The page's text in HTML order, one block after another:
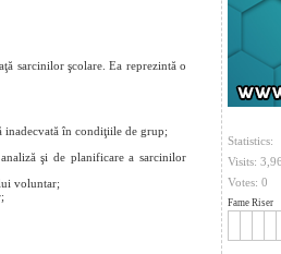
Statistics:
Visits:
Votes: 0
Fame Riser
sarcinilor şcolare. Ea reprezintă o
inadecvată în condiţiile de grup;
şi de planificare a sarcinilor
voluntar;